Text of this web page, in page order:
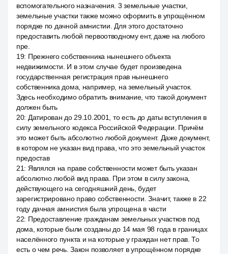
вспомогательного назначения. 3 земельные участки,
земельные участки также можно оформить в упрощённом
порядке по дачной амнистии. Для этого достаточно
предоставить любой первоотводному ент, даже на любого
пре.
19: Прежнего собственника нынешнего объекта
недвижимости. И в этом случае будет произведена
государственная регистрация прав нынешнего
собственника дома, например, на земельный участок.
Здесь необходимо обратить внимание, что такой документ
должен быть
20: Датирован до 29.10.2001, то есть до даты вступления в
силу земельного кодекса Российской Федерации. Причём
это может быть абсолютно любой документ. Даже документ,
в котором не указан вид права, что это земельный участок
предостав
21: Являлся на праве собственности может быть указан
абсолютно любой вид права. При этом в силу закона,
действующего на сегодняшний день, будет
зарегистрировано право собственности. Значит, также в 22
году дачная амнистия была упрощена в части
22: Предоставление гражданам земельных участков под
дома, которые были созданы до 14 мая 98 года в границах
населённого пункта и на которые у граждан нет прав. То
есть о чем речь. Закон позволяет в упрощённом порядке